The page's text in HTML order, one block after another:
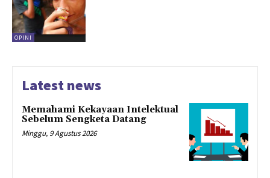
OPINI
Latest news
Memahami Kekayaan Intelektual
Sebelum Sengketa Datang
Minggu, 9 Agustus 2026